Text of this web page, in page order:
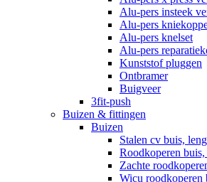
Alu-pers insteek
Alu-pers
Alu-pers knelset
Alu-pers
Kunststof pluggen
Ontbramer
Buigveer
3fit-push
Buizen & fittingen
Buizen
Stalen cv buis,
Roodkoperen
Zachte
Wicu roodkoperen